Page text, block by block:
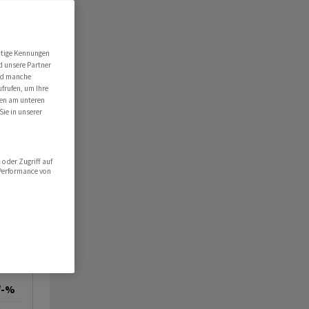
%
Kennungen
unsere Partner
manche
um Ihre
am unteren
in unserer
oder Zugriff auf
von